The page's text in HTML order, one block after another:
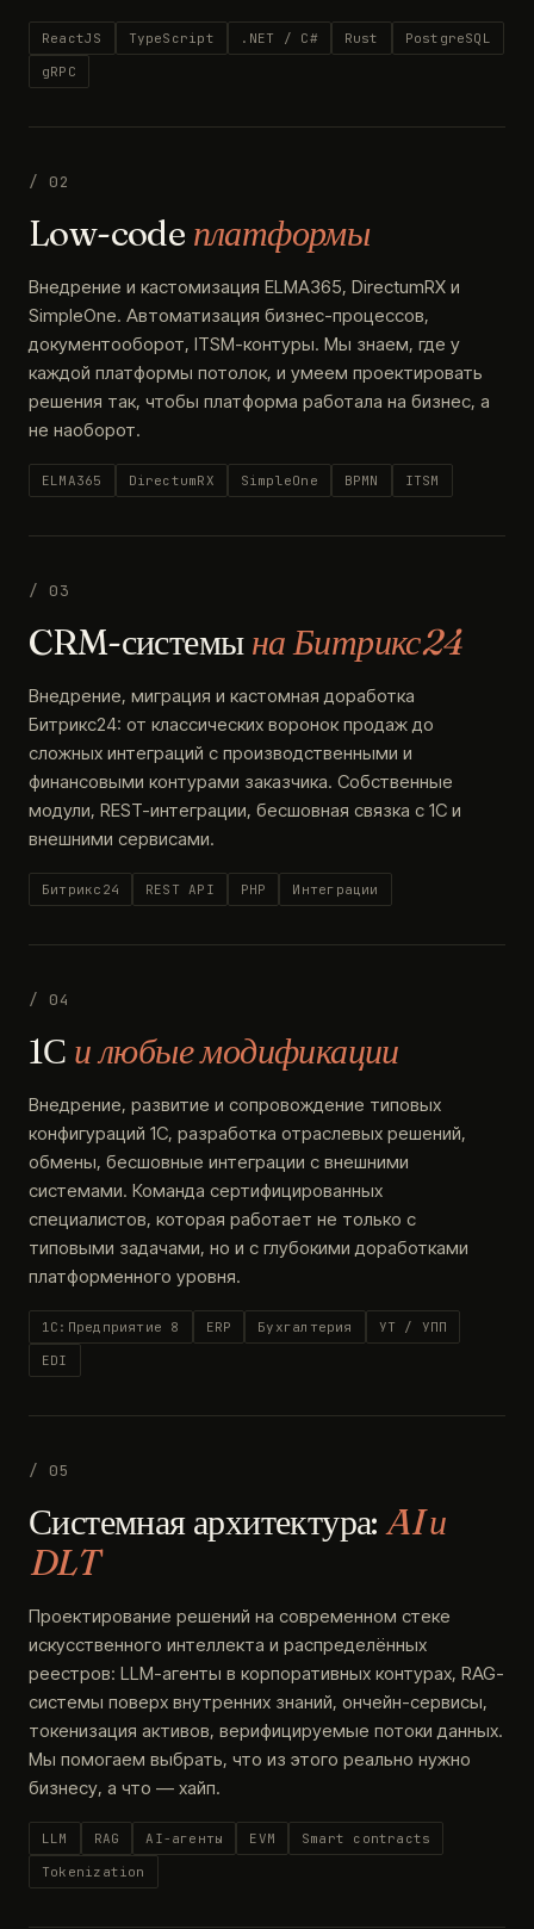
ReactJS TypeScript .NET / C# Rust
PostgreSQL
gRPC
/ 02
Low-code платформы
Внедрение и кастомизация ELMA365, DirectumRX и
SimpleOne. Автоматизация бизнес-процессов,
документооборот, ITSM-контуры. Мы знаем, где у
каждой платформы потолок, и умеем проектировать
решения так, чтобы платформа работала на бизнес, а
не наоборот.
ELMA365 DirectumRX SimpleOne BPMN ITSM
/ 03
CRM-системына Битрикс24
Внедрение, миграция и кастомная доработка
Битрикс24: от классических воронок продаж до
сложных интеграций с производственными и
финансовыми контурами заказчика. Собственные
модули, REST-интеграции, бесшовная связка с 1С и
внешними сервисами.
Битрикс24 REST API PHP Интеграции
/ 04
1С и любые модификации
Внедрение, развитие и сопровождение типовых
конфигураций 1С, разработка отраслевых решений,
обмены, бесшовные интеграции с внешними
системами. Команда сертифицированных
специалистов, которая работает не только с
типовыми задачами, но и с глубокими доработками
платформенного уровня.
1С:Предприятие 8 ERP Бухгалтерия
УТ / УПП
EDI
/ 05
Системная архитектура:AI и
DLT
Проектирование решений на современном стеке
искусственного интеллекта и распределённых
реестров: LLM-агенты в корпоративных контурах, RAG-
системы поверх внутренних знаний, ончейн-сервисы,
токенизация активов, верифицируемые потоки данных.
Мы помогаем выбрать, что из этого реально нужно
бизнесу, а что — хайп.
LLM RAG AI-агенты EVM
Smart contracts
Tokenization